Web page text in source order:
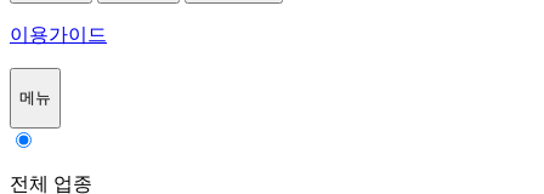
이용가이드
메뉴
전체 업종